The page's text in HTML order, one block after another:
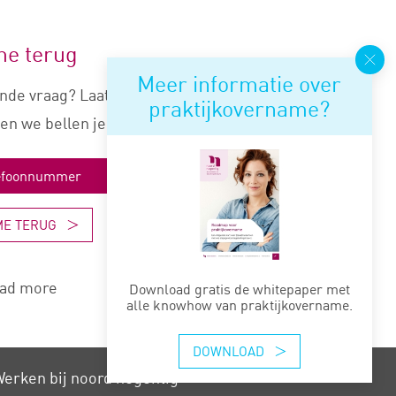
Meer informatie over
praktijkovername?
Download gratis de whitepaper met
alle knowhow van praktijkovername.
DOWNLOAD
terug
vraag? Laat je nummer
we bellen je snel terug.
TERUG
more
bij noord negentig